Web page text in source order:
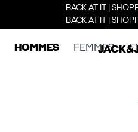
BACK AT IT |
BACK AT IT |
HOMMES FEMMES